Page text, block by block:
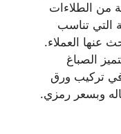
من الطلاءات
التي تناسب
عنها العملاء.
الصباغ
في تركيب ورق
وبسعر رمزي.